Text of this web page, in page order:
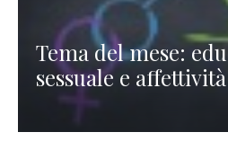
Tema del mese:
sessuale e affettività